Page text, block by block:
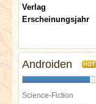
Verlag
Erscheinungsjahr
Androiden HOT
Science-Fiction